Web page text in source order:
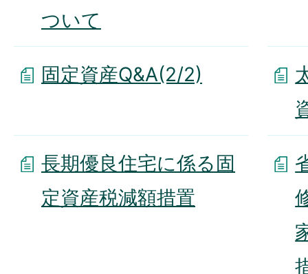
ついて
固定資産Q&A(2/2)
長期優良住宅に係る固
定資産税減額措置